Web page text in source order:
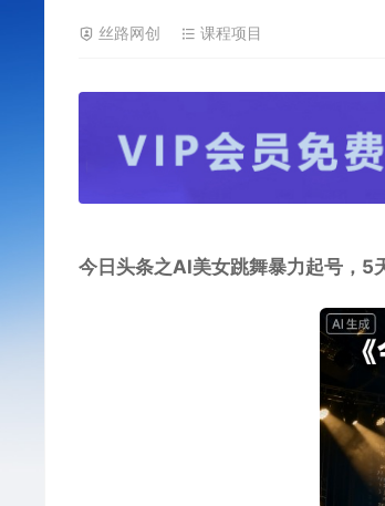
丝路网创 课程项目
今日头条之AI美女跳舞暴力起号，5